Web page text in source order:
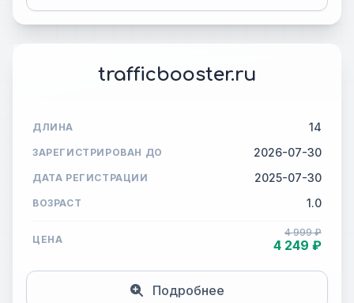
trafficbooster.ru
ДЛИНА 14
ЗАРЕГИСТРИРОВАН ДО 2026-07-30
ДАТА РЕГИСТРАЦИИ 2025-07-30
ВОЗРАСТ 1.0
ЦЕНА
4 999 ₽
4 249 ₽
Подробнее